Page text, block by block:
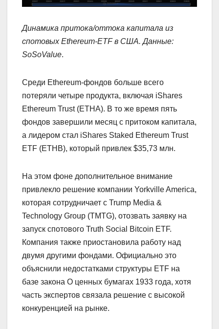
Динамика притока/оттока капитала из
спотовых Ethereum-ETF в США. Данные:
SoSoValue.
Среди Ethereum-фондов больше всего
потеряли четыре продукта, включая iShares
Ethereum Trust (ETHA). В то же время пять
фондов завершили месяц с притоком капитала,
а лидером стал iShares Staked Ethereum Trust
ETF (ETHB), который привлек $35,73 млн.
На этом фоне дополнительное внимание
привлекло решение компании Yorkville America,
которая сотрудничает с Trump Media &
Technology Group (TMTG), отозвать заявку на
запуск спотового Truth Social Bitcoin ETF.
Компания также приостановила работу над
двумя другими фондами. Официально это
объяснили недостатками структуры ETF на
базе закона О ценных бумагах 1933 года, хотя
часть экспертов связала решение с высокой
конкуренцией на рынке.